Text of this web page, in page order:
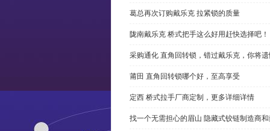
葛总再次订购戴乐克 拉紧锁的质量
陇南戴乐克 桥式把手这么好用赶快选择吧！
采购通化 直角回转锁，错过戴乐克，你将
莆田 直角回转锁哪个好，至高享受
定西 桥式拉手厂商定制，更多详细详情
找一个无需担心的眉山 隐藏式铰链制造商